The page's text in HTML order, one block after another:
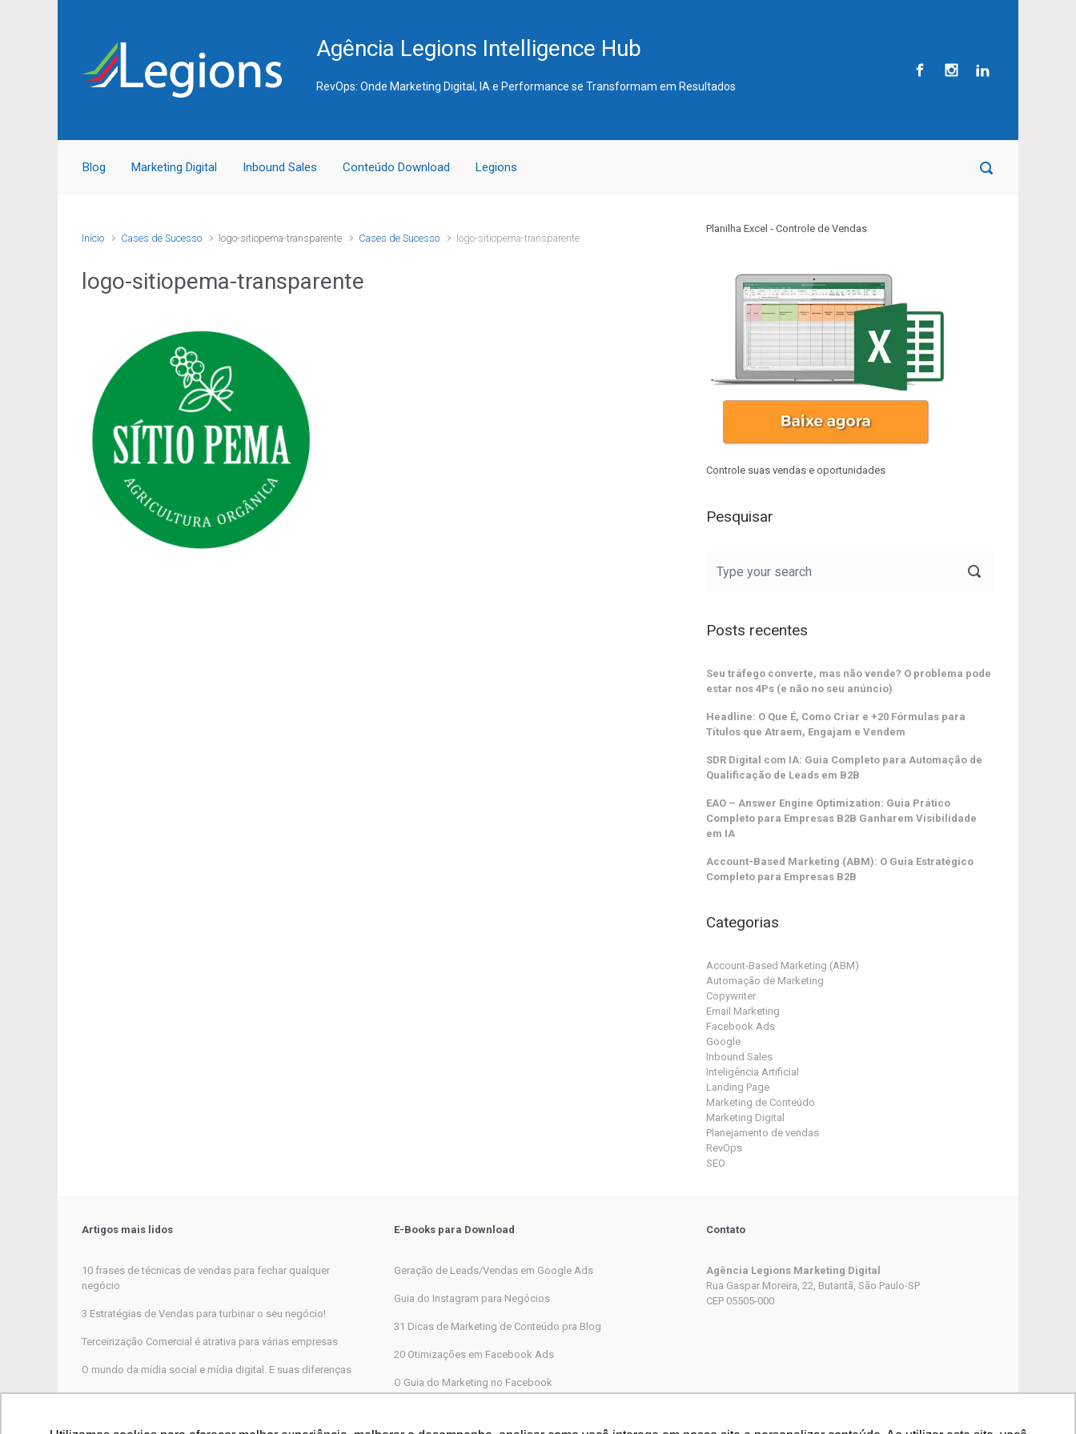
Agência Legions Intelligence Hub
RevOps: Onde Marketing Digital, IA e Performance se Transformam em Resultados
Blog Marketing Digital Inbound Sales Conteúdo Download Legions
Início Cases de Sucesso logo-sitiopema-transparente Cases de Sucesso logo-sitiopema-transparente
logo-sitiopema-transparente
Planilha Excel - Controle de Vendas
Controle suas vendas e oportunidades
Pesquisar
Posts recentes
Seu tráfego converte, mas não vende? O problema pode
estar nos 4Ps (e não no seu anúncio)
Headline: O Que É, Como Criar e +20 Fórmulas para
Títulos que Atraem, Engajam e Vendem
SDR Digital com IA: Guia Completo para Automação de
Qualificação de Leads em B2B
EAO – Answer Engine Optimization: Guia Prático
Completo para Empresas B2B Ganharem Visibilidade
em IA
Account-Based Marketing (ABM): O Guia Estratégico
Completo para Empresas B2B
Categorias
Account-Based Marketing (ABM)
Automação de Marketing
Copywriter
Email Marketing
Facebook Ads
Google
Inbound Sales
Inteligência Artificial
Landing Page
Marketing de Conteúdo
Marketing Digital
Planejamento de vendas
RevOps
SEO
Artigos mais lidos
10 frases de técnicas de vendas para fechar qualquer
negócio
3 Estratégias de Vendas para turbinar o seu negócio!
Terceirização Comercial é atrativa para várias empresas
O mundo da mídia social e mídia digital. E suas diferenças
Marketing Digital, por que não funciona para a maioria das
E-Books para Download
Geração de Leads/Vendas em Google Ads
Guia do Instagram para Negócios
31 Dicas de Marketing de Conteúdo pra Blog
20 Otimizações em Facebook Ads
O Guia do Marketing no Facebook
Contato
Agência Legions Marketing Digital
Rua Gaspar Moreira, 22, Butantã, São Paulo-SP
CEP 05505-000